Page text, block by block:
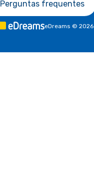
Perguntas frequentes
eDreams © 2026